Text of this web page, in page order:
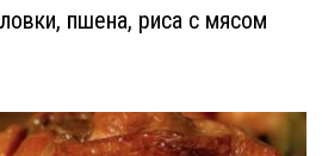
пшена, риса с мясом